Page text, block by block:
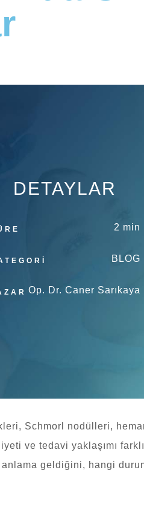
DETAYLAR
2 min
BLOG
Op. Dr. Caner Sarıkaya
Schmorl nodülleri,
ve tedavi yaklaşımı
anlama geldiğini, hangi